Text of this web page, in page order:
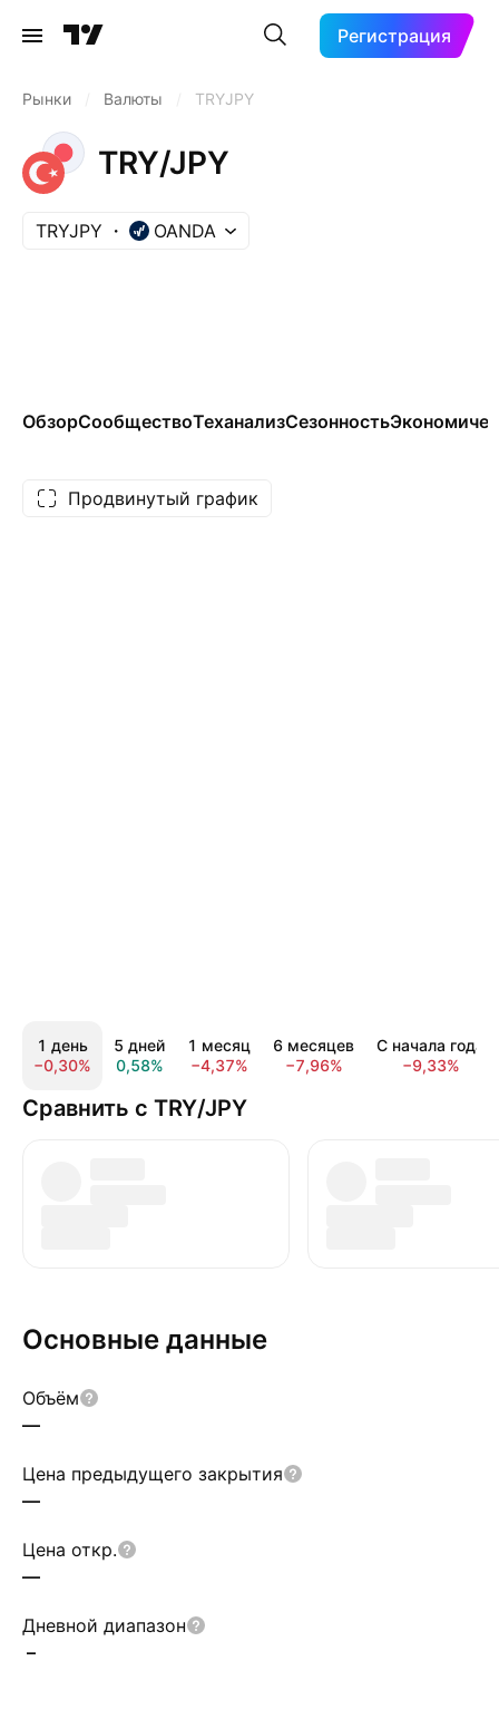
Регистрация
Рынки Валюты TRYJPY
TRY/JPY
TRYJPY OANDA
ОбзорСообществоТеханализСезонность
Продвинутый график
1 день
−0,30%
5 дней
0,58%
1 месяц
−4,37%
6 месяцев
−7,96%
С начала года
−9,33%
Сравнить с TRY/JPY
Основные данные
Объём
—
Цена предыдущего закрытия
—
Цена откр.
—
Дневной диапазон
–